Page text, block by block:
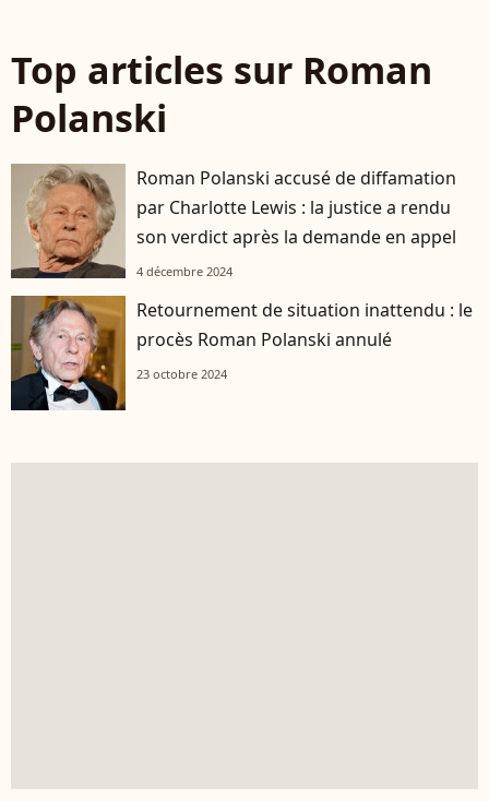
Top articles sur Roman
Polanski
Roman Polanski accusé de diffamation
par Charlotte Lewis : la justice a rendu
son verdict après la demande en appel
4 décembre 2024
Retournement de situation inattendu : le
procès Roman Polanski annulé
23 octobre 2024